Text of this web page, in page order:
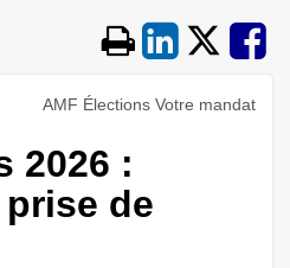
AMF Élections Votre mandat
2026 :
de